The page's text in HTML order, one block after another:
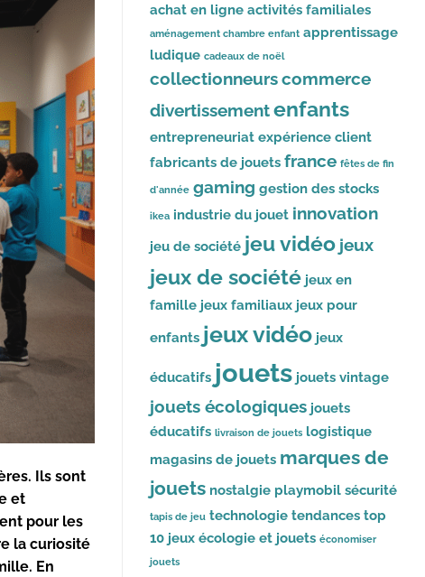
Ils sont
et
pour les
la curiosité
En
achat en ligne activités familiales
aménagement chambre enfant apprentissage
ludique cadeaux de noël
collectionneurscommerce
divertissementenfants
entrepreneuriat expérience client
fabricants de jouets france fêtes de fin
d'année gaming gestion des stocks
ikea industrie du jouet innovation
jeu de société jeu vidéo jeux
jeux de société jeux en
famille jeux familiaux jeux pour
enfants jeux vidéo jeux
éducatifs jouets jouets vintage
jouets écologiques jouets
éducatifs livraison de jouets logistique
magasins de jouets marques de
jouets nostalgie playmobil sécurité
tapis de jeu technologie tendances top
10 jeux écologie et jouets économiser
jouets